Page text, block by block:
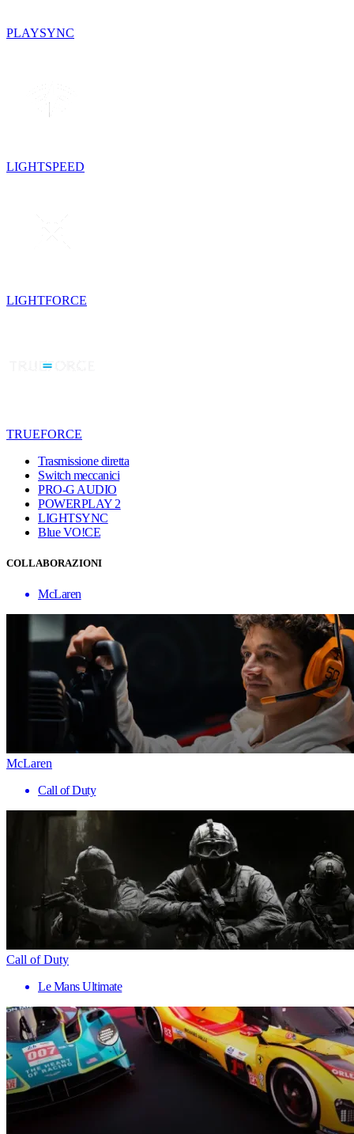
PLAYSYNC
LIGHTSPEED
LIGHTFORCE
TRUEFORCE
Trasmissione diretta
Switch meccanici
PRO-G AUDIO
POWERPLAY 2
LIGHTSYNC
Blue VO!CE
COLLABORAZIONI
McLaren
McLaren
Call of Duty
Call of Duty
Le Mans Ultimate